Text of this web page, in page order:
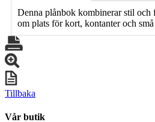
Denna plånbok kombinerar stil och
om plats för kort, kontanter och små
Tillbaka
Vår butik